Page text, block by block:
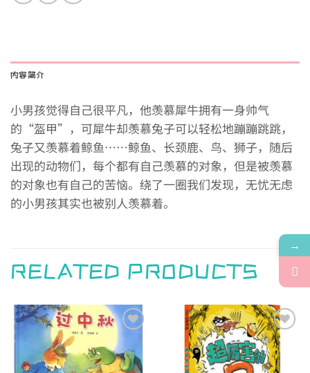
内容简介
小男孩觉得自己很平凡，他羡慕犀牛拥有一身帅气
的“盔甲”，可犀牛却羡慕兔子可以轻松地蹦蹦跳跳，
兔子又羡慕着鲸鱼……鲸鱼、长颈鹿、鸟、狮子，随后
出现的动物们，每个都有自己羡慕的对象，但是被羡慕
的对象也有自己的苦恼。绕了一圈我们发现，无忧无虑
的小男孩其实也被别人羡慕着。
RELATED PRODUCTS
Add to
wishlist
Add to
wishlist
→